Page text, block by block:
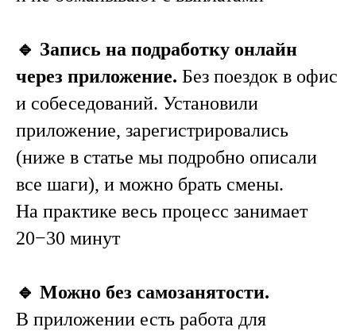
🔹 Запись на подработку онлайн
через приложение. Без поездок в офис
и собеседований. Установили
приложение, зарегистрировались
(ниже в статье мы подробно описали
все шаги), и можно брать смены.
На практике весь процесс занимает
20−30 минут
🔹 Можно без самозанятости.
В приложении есть работа для